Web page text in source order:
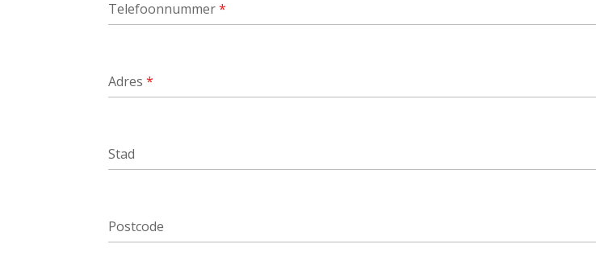
Telefoonnummer*
Adres*
Stad
Postcode